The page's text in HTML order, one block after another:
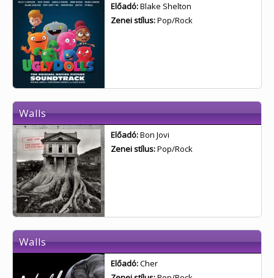
Előadó:Blake Shelton
Zenei stílus:Pop/Rock
Walls
Előadó:Bon Jovi
Zenei stílus:Pop/Rock
Walls
Előadó:Cher